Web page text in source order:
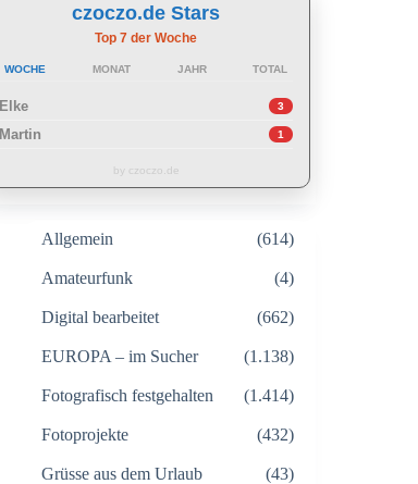
czoczo.de Stars
Top 7 der Woche
WOCHE MONAT JAHR TOTAL
Elke 3
Martin 1
by czoczo.de
Allgemein (614)
Amateurfunk (4)
Digital bearbeitet (662)
EUROPA – im Sucher (1.138)
Fotografisch festgehalten (1.414)
Fotoprojekte (432)
Grüsse aus dem Urlaub (43)